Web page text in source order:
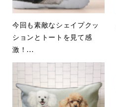
今回も素敵なシェイプクッ
ションとトートを見て感
激！...